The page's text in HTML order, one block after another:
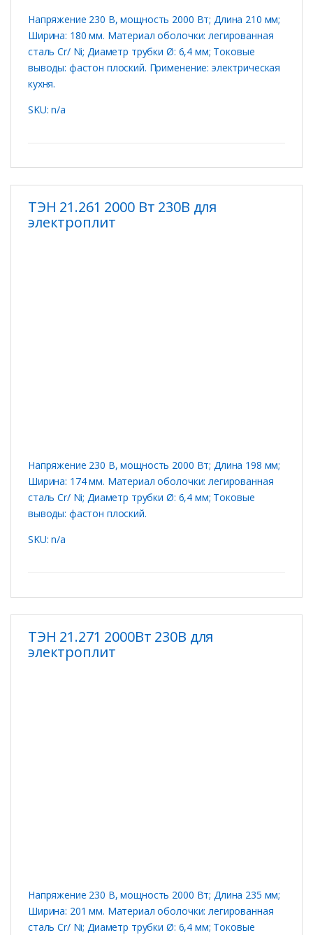
Напряжение 230 В, мощность 2000 Вт; Длина 210 мм;
Ширина: 180 мм. Материал оболочки: легированная
сталь Cr/ Ni; Диаметр трубки Ø: 6,4 мм; Токовые
выводы: фастон плоский. Применение: электрическая
кухня.
SKU: n/a
ТЭН 21.261 2000 Вт 230В для
электроплит
Напряжение 230 В, мощность 2000 Вт; Длина 198 мм;
Ширина: 174 мм. Материал оболочки: легированная
сталь Cr/ Ni; Диаметр трубки Ø: 6,4 мм; Токовые
выводы: фастон плоский.
SKU: n/a
ТЭН 21.271 2000Вт 230В для
электроплит
Напряжение 230 В, мощность 2000 Вт; Длина 235 мм;
Ширина: 201 мм. Материал оболочки: легированная
сталь Cr/ Ni; Диаметр трубки Ø: 6,4 мм; Токовые